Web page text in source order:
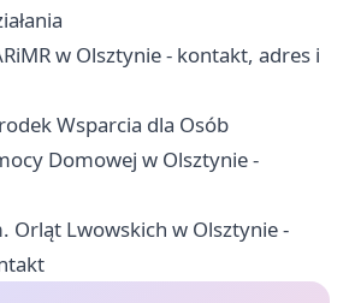
w Olsztynie - kontakt, adres i
Wsparcia dla Osób
Domowej w Olsztynie -
Orląt Lwowskich w Olsztynie -